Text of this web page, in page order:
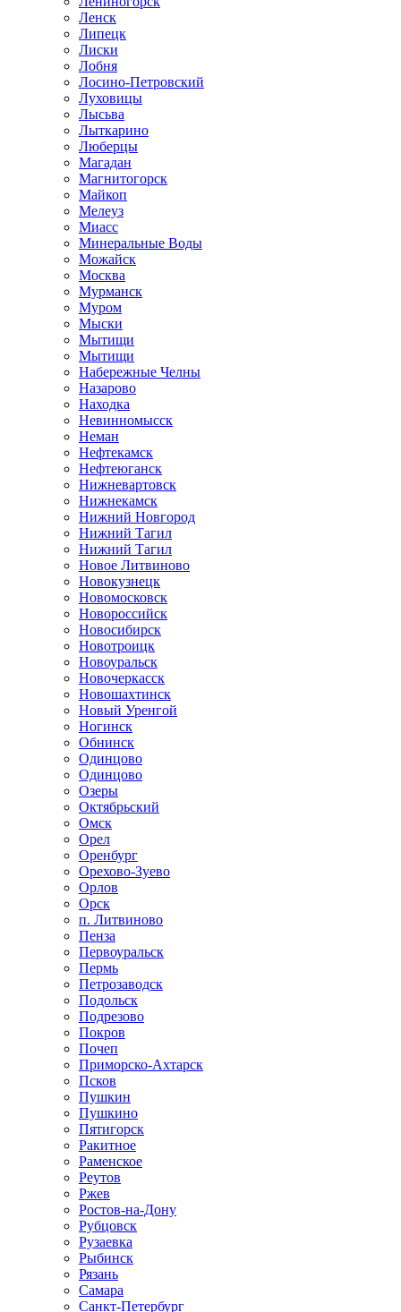
Ленск
Липецк
Лиски
Лобня
Лосино-Петровский
Луховицы
Лысьва
Лыткарино
Люберцы
Магадан
Магнитогорск
Майкоп
Мелеуз
Миасс
Минеральные Воды
Можайск
Москва
Мурманск
Муром
Мыски
Мытищи
Мытищи
Набережные Челны
Назарово
Находка
Невинномысск
Неман
Нефтекамск
Нефтеюганск
Нижневартовск
Нижнекамск
Нижний Новгород
Нижний Тагил
Нижний Тагил
Новое Литвиново
Новокузнецк
Новомосковск
Новороссийск
Новосибирск
Новотроицк
Новоуральск
Новочеркасск
Новошахтинск
Новый Уренгой
Ногинск
Обнинск
Одинцово
Одинцово
Озеры
Октябрьский
Омск
Орел
Оренбург
Орехово-Зуево
Орлов
Орск
п. Литвиново
Пенза
Первоуральск
Пермь
Петрозаводск
Подольск
Подрезово
Покров
Почеп
Приморско-Ахтарск
Псков
Пушкин
Пушкино
Пятигорск
Ракитное
Раменское
Реутов
Ржев
Ростов-на-Дону
Рубцовск
Рузаевка
Рыбинск
Рязань
Самара
Санкт-Петербург